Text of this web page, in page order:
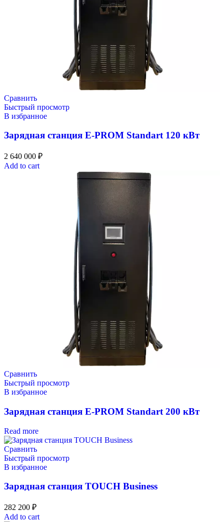
Сравнить
Быстрый просмотр
В избранное
Зарядная станция E-PROM Standart 120 кВт
2 640 000 ₽
Add to cart
Сравнить
Быстрый просмотр
В избранное
Зарядная станция E-PROM Standart 200 кВт
Read more
Сравнить
Быстрый просмотр
В избранное
Зарядная станция TOUCH Business
282 200 ₽
Add to cart